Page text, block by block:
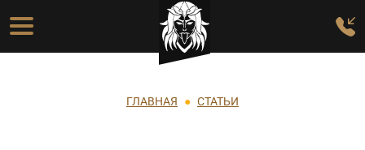
Перейти к основному содержанию
Основная навигация
Строка навигации
ГЛАВНАЯ СТАТЬИ